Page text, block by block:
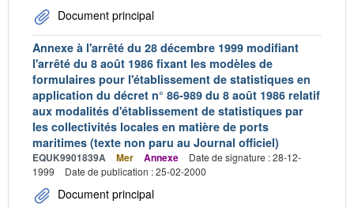
Document principal
Annexe à l'arrêté du 28 décembre 1999 modifiant
l'arrêté du 8 août 1986 fixant les modèles de
formulaires pour l'établissement de statistiques en
application du décret n° 86-989 du 8 août 1986 relatif
aux modalités d'établissement de statistiques par
les collectivités locales en matière de ports
maritimes (texte non paru au Journal officiel)
EQUK9901839A Mer Annexe
Date de signature : 28-12-
1999
Date de publication : 25-02-2000
Document principal